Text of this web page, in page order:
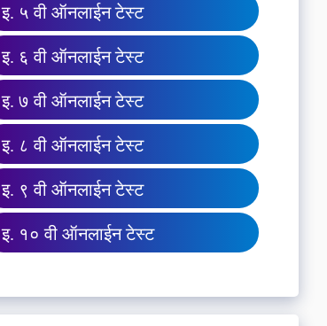
इ. ५ वी ऑनलाईन टेस्ट
इ. ६ वी ऑनलाईन टेस्ट
इ. ७ वी ऑनलाईन टेस्ट
इ. ८ वी ऑनलाईन टेस्ट
इ. ९ वी ऑनलाईन टेस्ट
इ. १० वी ऑनलाईन टेस्ट